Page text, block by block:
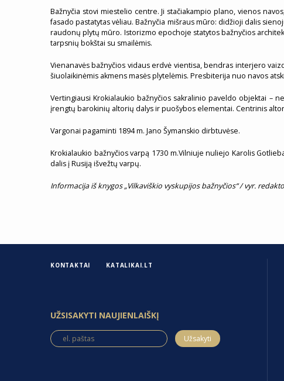
Bažnyčia stovi miestelio centre. Ji stačiakampio plano, vienos
fasado pastatytas vėliau. Bažnyčia mišraus mūro: didžioji dalis
raudonų plytų mūro. Istorizmo epochoje statytos bažnyčios
tarpsnių bokštai su smailėmis.
Vienanavės bažnyčios vidaus erdvė vientisa, bendras interjero
šiuolaikinėmis akmens masės plytelėmis. Presbiterija nuo navos
Vertingiausi Krokialaukio bažnyčios sakralinio paveldo objektai –
įrengtų barokinių altorių dalys ir puošybos elementai. Centrinis
Vargonai pagaminti 1894 m. Jano Šymanskio dirbtuvėse.
Krokialaukio bažnyčios varpą 1730 m.Vilniuje nuliejo Karolis
dalis į Rusiją išvežtų varpų.
Informacija iš knygos „Vilkaviškio vyskupijos bažnyčios“ / vyr.
KONTAKTAI KATALIKAI.LT
UŽSISAKYTI NAUJIENLAIŠKĮ